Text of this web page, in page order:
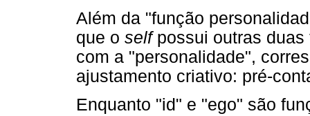
Além da "função
que o self possui outras
com a "personalidade",
ajustamento criativo: pré-
Enquanto "id" e "ego" são